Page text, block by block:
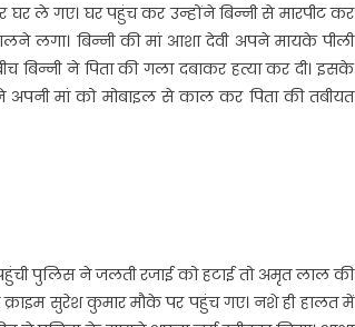
ले गए। घर पहुंच कर उन्होंने बिन्नी से मारपीट कर
लगा। बिन्नी की मां आशा देवी अपने मायके पीली
बिन्नी ने पिता की गला दबाकर हत्या कर दी। इसके
मां को मोबाइल से काल कर पिता की तबीयत
पुलिस ने जलती रजाई को हटाई तो अमृत लाल की
क्राइम सुरेश कुमार मौके पर पहुंच गए। नशे ही हालत में